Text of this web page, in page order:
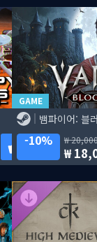
GAME
뱀파이어: 블
10%